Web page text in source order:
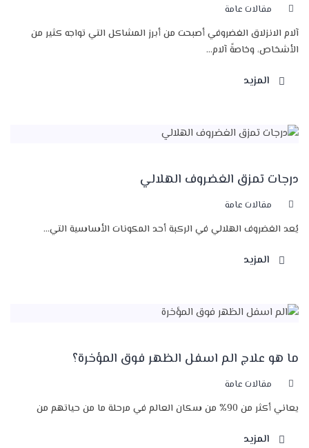
مقالات عامة
آلام الانزلاق الغضروفي أصبحت من أبرز المشاكل التي تواجه كثير من
الأشخاص، وخاصةً آلام...
المزيد
درجات تمزق الغضروف الهلالي
مقالات عامة
يُعد الغضروف الهلالي في الركبة أحد المكونات الأساسية التي...
المزيد
ما هو علاج الم اسفل الظهر فوق المؤخرة؟
مقالات عامة
يعاني أكثر من 90% من سكان العالم في مرحلة ما من حياتهم من
المزيد